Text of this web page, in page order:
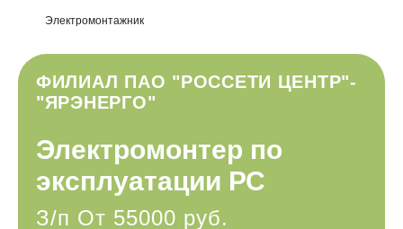
ФИЛИАЛ ПАО "РОССЕТИ ЦЕНТР"-
"ЯРЭНЕРГО"
Электромонтажник
Электромонтер по
эксплуатации РС
З/п От 55000 руб.